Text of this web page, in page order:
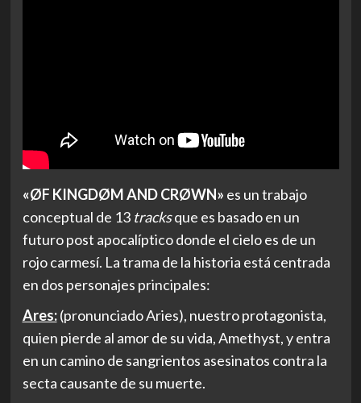
«ØF KINGDØM AND CRØWN» es un trabajo
conceptual de 13 tracksque es basado en un
futuro post apocalíptico donde el cielo es de un
rojo carmesí. La trama de la historia está centrada
en dos personajes principales:
Ares:(pronunciado Aries), nuestro protagonista,
quien pierde al amor de su vida, Amethyst, y entra
en un camino de sangrientos asesinatos contra la
secta causante de su muerte.